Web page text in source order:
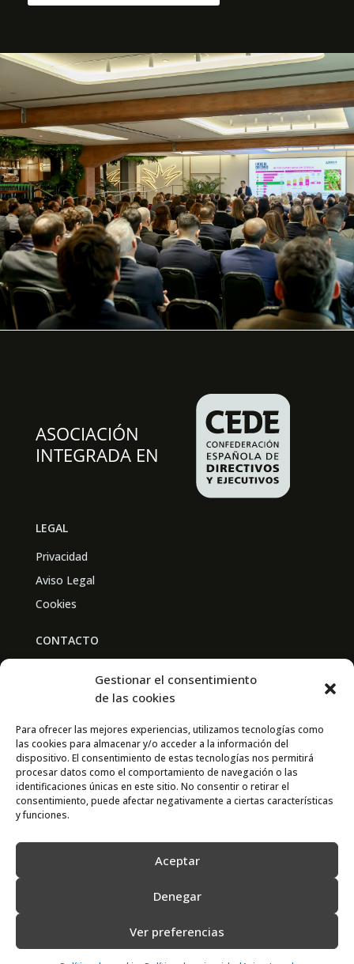
Gestionar el consentimiento
de las cookies
Para ofrecer las mejores experiencias, utilizamos tecnologías como
las cookies para almacenar y/o acceder a la información del
dispositivo. El consentimiento de estas tecnologías nos permitirá
procesar datos como el comportamiento de navegación o las
identificaciones únicas en este sitio. No consentir o retirar el
consentimiento, puede afectar negativamente a ciertas características
y funciones.
Aceptar
Denegar
Ver preferencias
LEGAL
Privacidad
Aviso Legal
Cookies
CONTACTO
Av. Real Academia de Medicina
CONTACTO
667 841 238
info@adimur.es
2022 © Adimur · Asociación de Directivos de la Región de Murcia. Diseñada
porN7